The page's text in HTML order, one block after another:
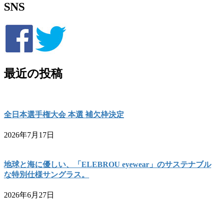
SNS
最近の投稿
全日本選手権大会 本選 補欠枠決定
2026年7月17日
地球と海に優しい、「ELEBROU eyewear」のサステナブル
な特別仕様サングラス。
2026年6月27日